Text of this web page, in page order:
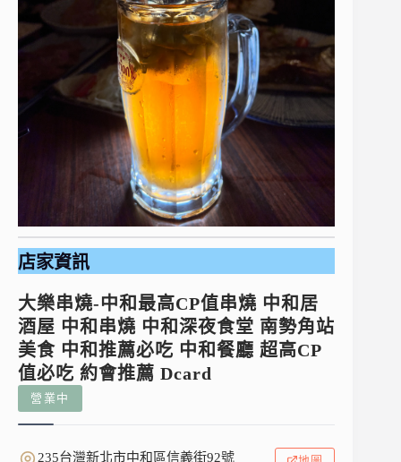
店家資訊
大樂串燒-中和最高CP值串燒 中和居
酒屋 中和串燒 中和深夜食堂 南勢角站
美食 中和推薦必吃 中和餐廳 超高CP
值必吃 約會推薦 Dcard
營業中
235台灣新北市中和區信義街92號